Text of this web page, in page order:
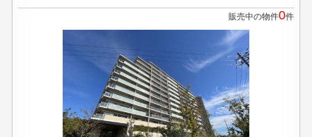
販売中の物件0件